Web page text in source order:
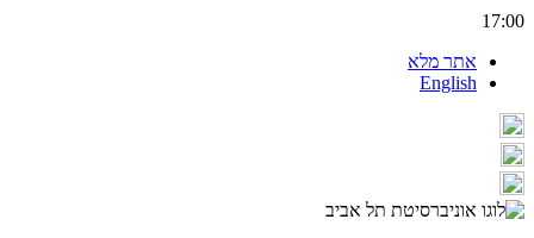
17:00
אתר מלא
English